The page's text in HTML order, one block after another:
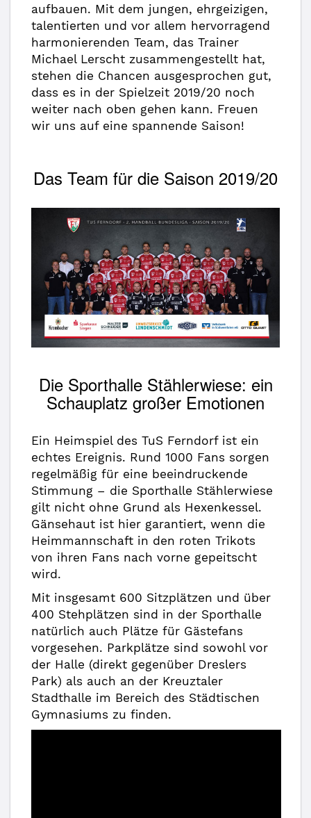
aufbauen. Mit dem jungen, ehrgeizigen,
talentierten und vor allem hervorragend
harmonierenden Team, das Trainer
Michael Lerscht zusammengestellt hat,
stehen die Chancen ausgesprochen gut,
dass es in der Spielzeit 2019/20 noch
weiter nach oben gehen kann. Freuen
wir uns auf eine spannende Saison!
Das Team für die Saison 2019/20
Die Sporthalle Stählerwiese: ein
Schauplatz großer Emotionen
Ein Heimspiel des TuS Ferndorf ist ein
echtes Ereignis. Rund 1000 Fans sorgen
regelmäßig für eine beeindruckende
Stimmung – die Sporthalle Stählerwiese
gilt nicht ohne Grund als Hexenkessel.
Gänsehaut ist hier garantiert, wenn die
Heimmannschaft in den roten Trikots
von ihren Fans nach vorne gepeitscht
wird.
Mit insgesamt 600 Sitzplätzen und über
400 Stehplätzen sind in der Sporthalle
natürlich auch Plätze für Gästefans
vorgesehen. Parkplätze sind sowohl vor
der Halle (direkt gegenüber Dreslers
Park) als auch an der Kreuztaler
Stadthalle im Bereich des Städtischen
Gymnasiums zu finden.